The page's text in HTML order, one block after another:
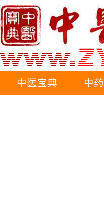
中医宝典 中药